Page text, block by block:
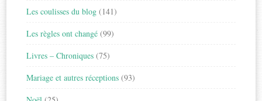
Les coulisses du blog (141)
Les règles ont changé (99)
Livres – Chroniques (75)
Mariage et autres réceptions (93)